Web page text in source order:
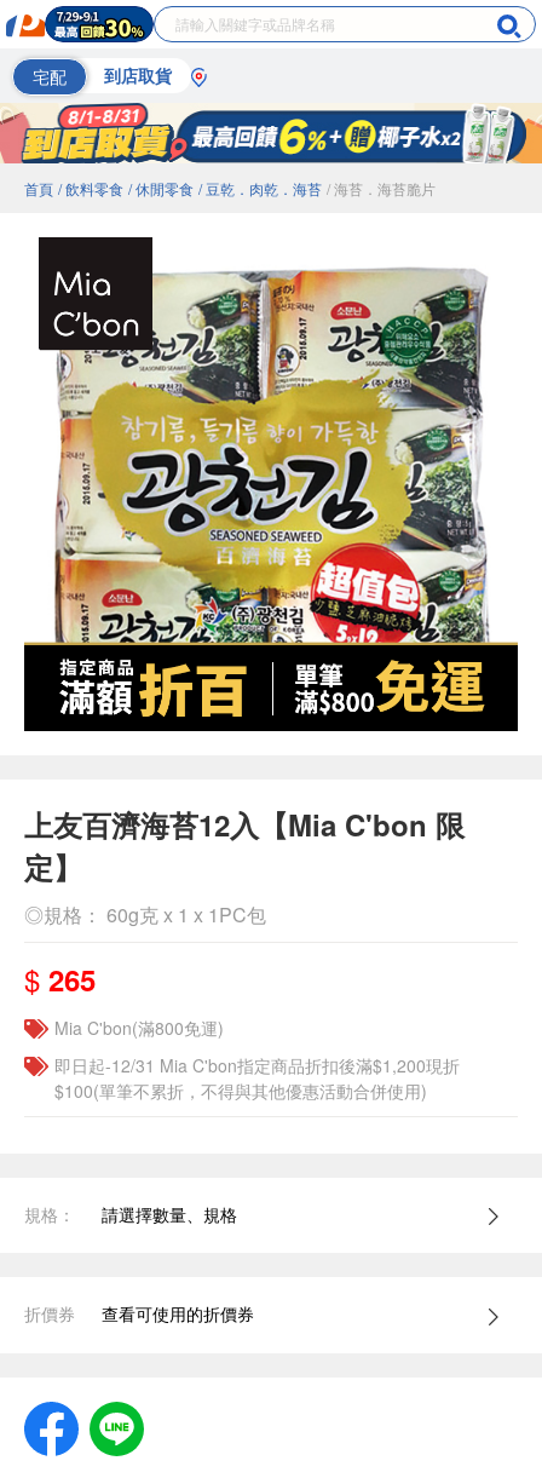
宅配 到店取貨
首頁 / 飲料零食 / 休閒零食 / 豆乾．肉乾．海苔 / 海苔．海苔脆片
上友百濟海苔12入【Mia C'bon 限
定】
◎規格： 60g克 x 1 x 1PC包
$ 265
Mia C'bon(滿800免運)
即日起-12/31 Mia C'bon指定商品折扣後滿$1,200現折
$100(單筆不累折，不得與其他優惠活動合併使用)
規格： 請選擇數量、規格
折價券 查看可使用的折價券